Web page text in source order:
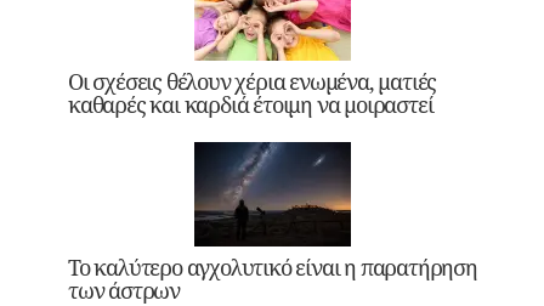
Οι σχέσεις θέλουν χέρια ενωμένα, ματιές
καθαρές και καρδιά έτοιμη να μοιραστεί
Το καλύτερο αγχολυτικό είναι η παρατήρηση
των άστρων